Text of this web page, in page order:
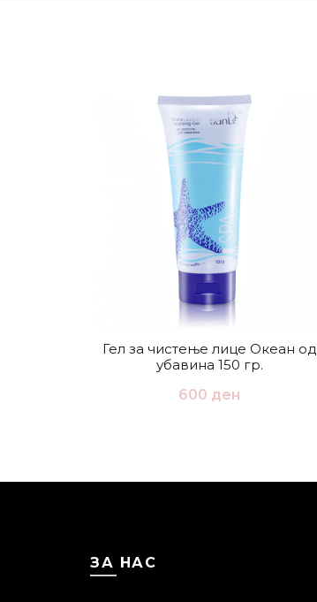
Гел за чистење лице Океан од
убавина 150 гр.
600 ден
ЗА НАС